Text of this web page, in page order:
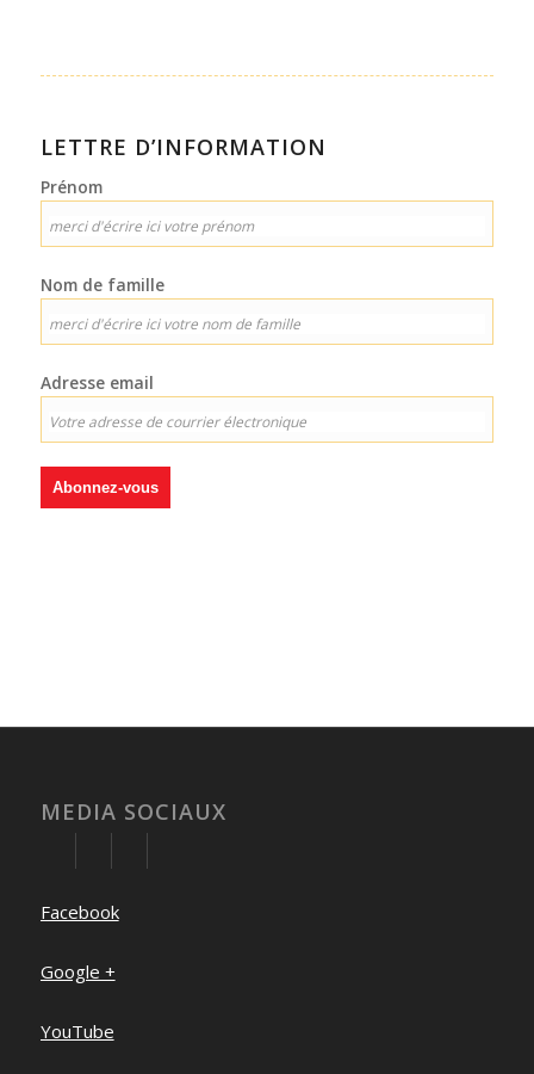
LETTRE D’INFORMATION
Prénom
Nom de famille
Adresse email
MEDIA SOCIAUX
Facebook
Google +
YouTube